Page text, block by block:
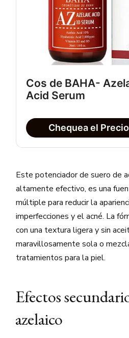
Cos de BAHA-
Acid Serum
Chequea el
Este potenciador de suero de
altamente efectivo, es una
múltiple para reducir la
imperfecciones y el acné. La
con una textura ligera y sin
maravillosamente sola o
tratamientos para la piel.
Efectos
azelaico